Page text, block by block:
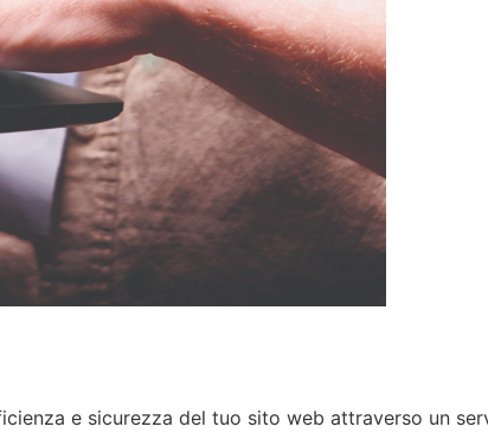
e sicurezza del tuo sito web attraverso un